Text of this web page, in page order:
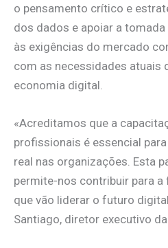
o pensamento crítico e
dos dados e apoiar a
às exigências do mercado
com as necessidades atuais
economia digital.
«Acreditamos que a
profissionais é essencial
real nas organizações. Esta
permite-nos contribuir para
que vão liderar o futuro
Santiago, diretor executivo